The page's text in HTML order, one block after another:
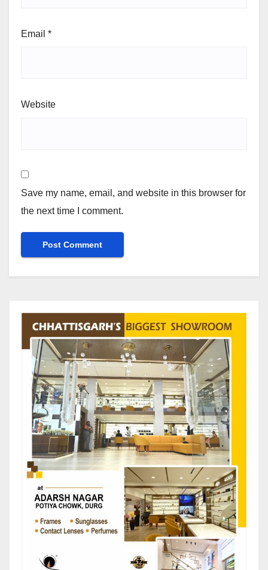
Email *
Website
Save my name, email, and website in this browser for
the next time I comment.